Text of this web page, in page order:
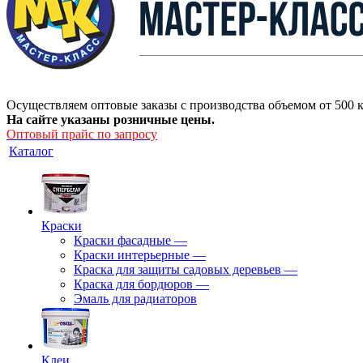
Осуществляем оптовые заказы с производства объемом от 500
На сайте указаны розничные цены.
Оптовый прайс по запросу
Каталог
Краски
Краски фасадные —
Краски интерьерные —
Краска для защиты садовых деревьев —
⁠Краска для бордюров —
Эмаль для радиаторов
Клеи